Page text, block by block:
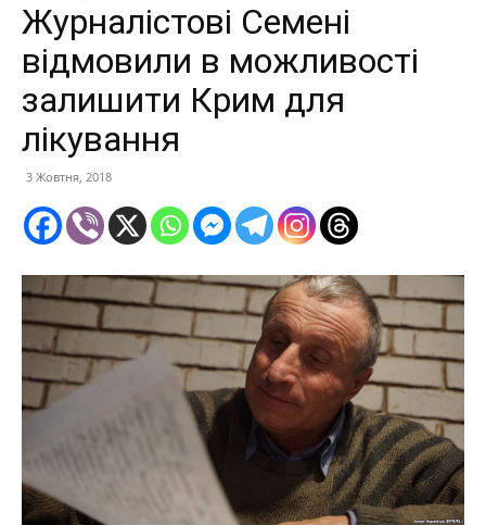
Журналістові Семені
відмовили в можливості
залишити Крим для
лікування
3 Жовтня, 2018